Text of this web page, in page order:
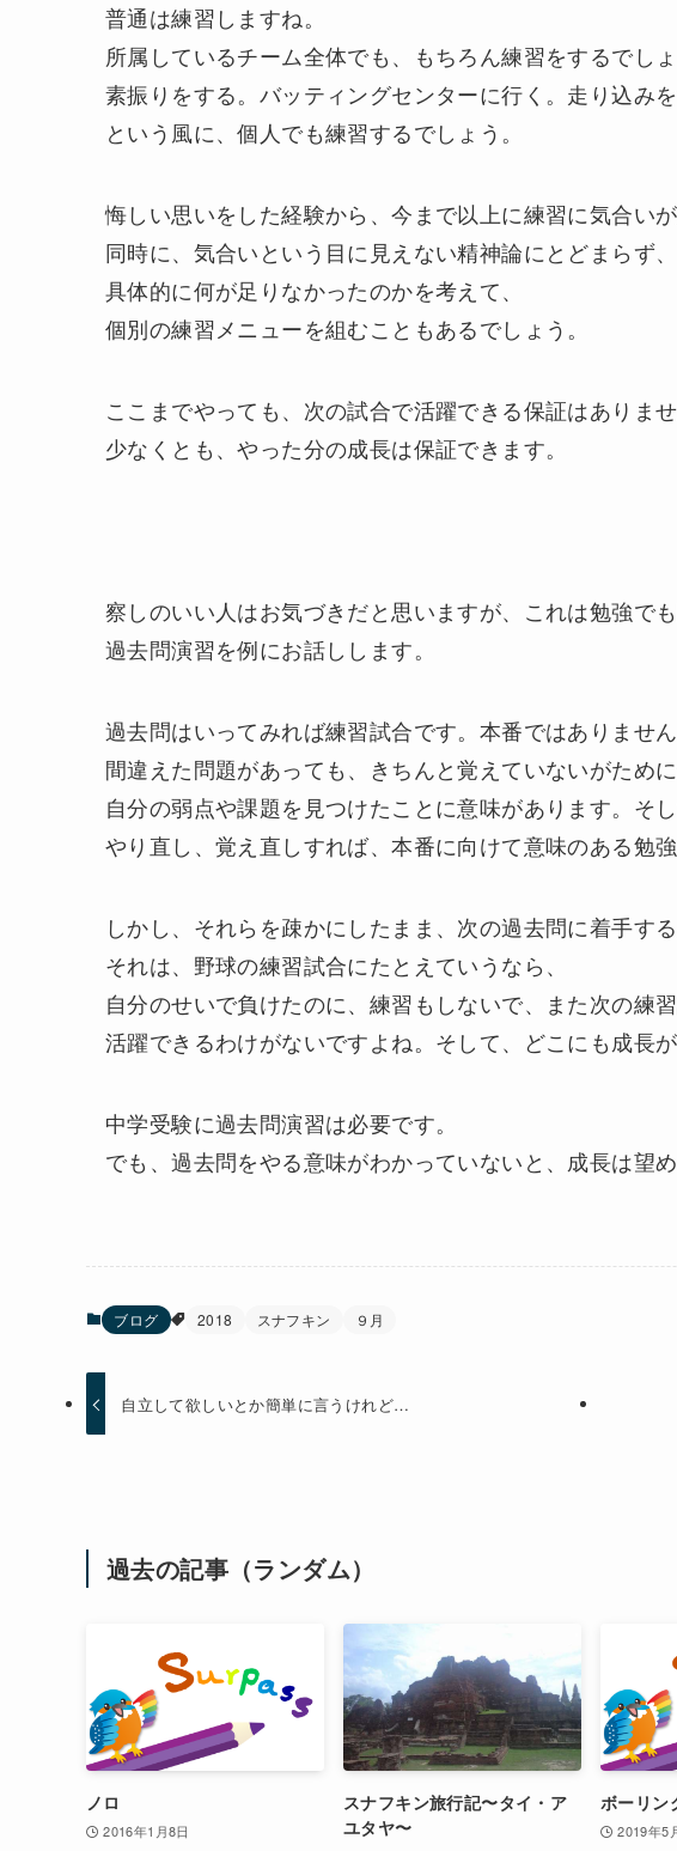
普通は練習しますね。
所属しているチーム全体でも、もちろん練習をするでしょ
素振りをする。バッティングセンターに行く。走り込み
という風に、個人でも練習するでしょう。
悔しい思いをした経験から、今まで以上に練習に気合い
同時に、気合いという目に見えない精神論にとどまらず、
具体的に何が足りなかったのかを考えて、
個別の練習メニューを組むこともあるでしょう。
ここまでやっても、次の試合で活躍できる保証はありませ
少なくとも、やった分の成長は保証できます。
察しのいい人はお気づきだと思いますが、これは勉強でも
過去問演習を例にお話しします。
過去問はいってみれば練習試合です。本番ではありません
間違えた問題があっても、きちんと覚えていないがため
自分の弱点や課題を見つけたことに意味があります。そ
やり直し、覚え直しすれば、本番に向けて意味のある勉強
しかし、それらを疎かにしたまま、次の過去問に着手す
それは、野球の練習試合にたとえていうなら、
自分のせいで負けたのに、練習もしないで、また次の練
活躍できるわけがないですよね。そして、どこにも成長が
中学受験に過去問演習は必要です。
でも、過去問をやる意味がわかっていないと、成長は望め
ブログ 2018 スナフキン ９月
自立して欲しいとか簡単に言うけれど…
過去の記事（ランダム）
ノロ
2016年1月8日
スナフキン旅行記〜タイ・ア
ユタヤ〜
ボーリン
2019年5